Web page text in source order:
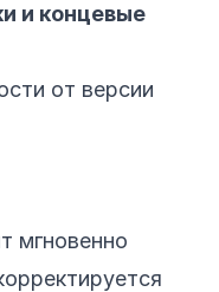
и концевые
от версии
мгновенно